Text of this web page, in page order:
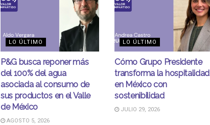
LO ÚLTIMO
P&G busca reponer más
del 100% del agua
asociada al consumo de
sus productos en el Valle
de México
AGOSTO 5, 2026
LO ÚLTIMO
Cómo Grupo Presidente
transforma la hospitalidad
en México con
sostenibilidad
JULIO 29, 2026